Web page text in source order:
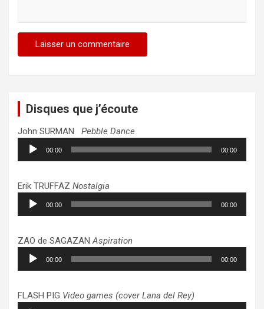
Disques que j’écoute
John SURMAN Pebble Dance
Lecteur
audio
00:00 00:00
Erik TRUFFAZ Nostalgia
Lecteur
audio
00:00 00:00
ZAO de SAGAZANAspiration
Lecteur
audio
00:00 00:00
FLASH PIG Video games (cover Lana del Rey)